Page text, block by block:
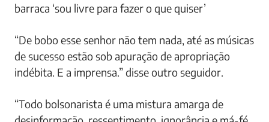
barraca ‘sou livre para fazer o que quiser’
“De bobo esse senhor não tem nada, até as músicas
de sucesso estão sob apuração de apropriação
indébita. E a imprensa.” disse outro seguidor.
“Todo bolsonarista é uma mistura amarga de